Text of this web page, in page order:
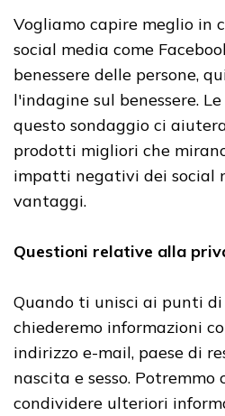
Vogliamo capire meglio in
social media come
benessere delle persone,
l'indagine sul benessere.
questo sondaggio ci
prodotti migliori che
impatti negativi dei social
vantaggi.
Questioni relative alla
Quando ti unisci ai punti di
chiederemo informazioni
indirizzo e-mail, paese di
nascita e sesso. Potremmo
condividere ulteriori